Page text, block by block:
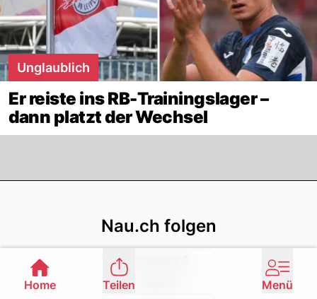
Unglaublich
Er reiste ins RB-Trainingslager –
dann platzt der Wechsel
Nau.ch folgen
Home Teilen Menü